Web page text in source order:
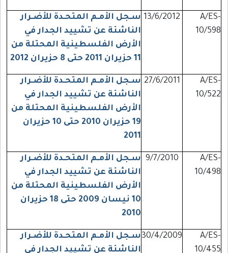
A/ES-
10/598
13/6/2012 سـجل الأمـم المتحـدة للأضـرار
الناشئة عن تشييد الجدار في
الأرض الفلسطينية المحتلة من
11 حزيران 2011 حتى 8 حزيران 2012
A/ES-
10/522
27/6/2011 سـجل الأمـم المتحـدة للأضـرار
الناشئة عن تشييد الجدار في
الأرض الفلسطينية المحتلة من
19 حزيران 2010 حتى 10 حزيران
2011
A/ES-
10/498
9/7/2010 سـجل الأمـم المتحـدة للأضـرار
الناشئة عن تشييد الجدار في
الأرض الفلسطينية المحتلة من
10 نيسان 2009 حتى 18 حزيران
2010
A/ES-
10/455
30/4/2009سـجل الأمـم المتحـدة للأضـرار
الناشئة عن تشييد الجدار في